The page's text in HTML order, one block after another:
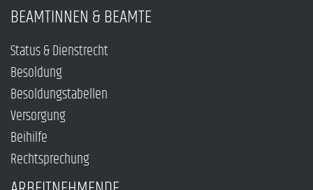
BEAMTINNEN & BEAMTE
Status & Dienstrecht
Besoldung
Besoldungstabellen
Versorgung
Beihilfe
Rechtsprechung